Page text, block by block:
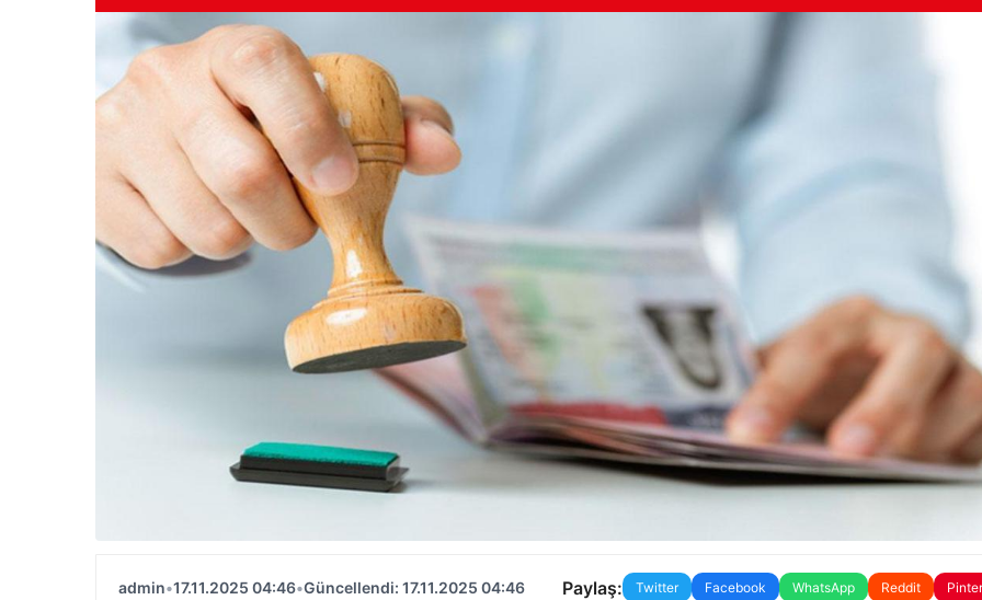
admin•17.11.2025 04:46•Güncellendi: 17.11.2025 04:46 Paylaş: Twitter Facebook WhatsApp Reddit